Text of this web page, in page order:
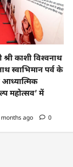
श्री काशी विश्वनाथ
स्वाभिमान पर्व के
आध्यात्मिक
महोत्सव’ में
ago 0